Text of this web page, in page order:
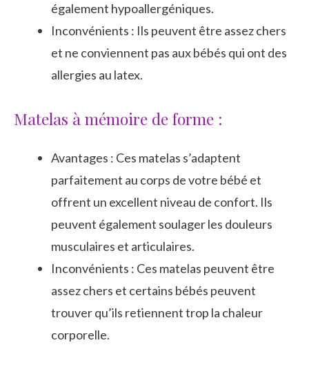
également hypoallergéniques.
Inconvénients : Ils peuvent être assez chers
et ne conviennent pas aux bébés qui ont des
allergies au latex.
Matelas à mémoire de forme :
Avantages : Ces matelas s’adaptent
parfaitement au corps de votre bébé et
offrent un excellent niveau de confort. Ils
peuvent également soulager les douleurs
musculaires et articulaires.
Inconvénients : Ces matelas peuvent être
assez chers et certains bébés peuvent
trouver qu’ils retiennent trop la chaleur
corporelle.